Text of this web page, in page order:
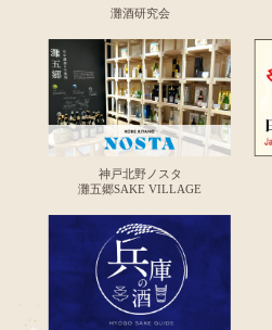
灘酒研究会
神戸北野ノスタ
灘五郷SAKE VILLAGE